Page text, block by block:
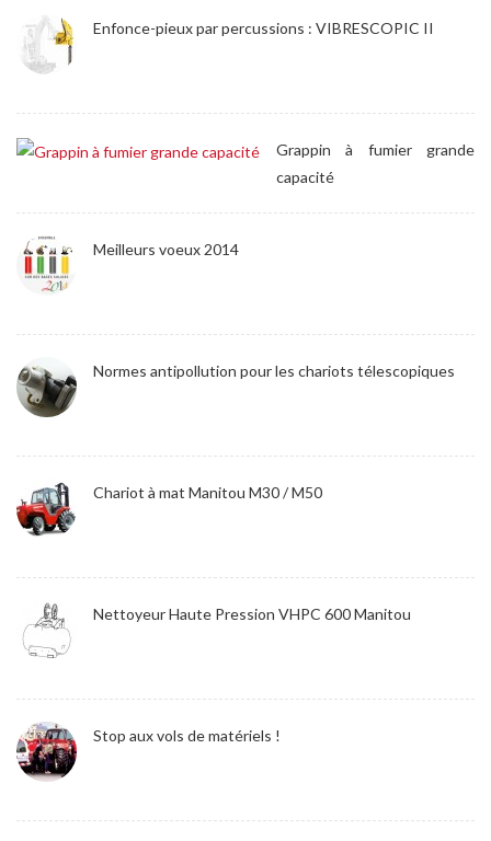
Enfonce-pieux par percussions : VIBRESCOPIC II
Grappin à fumier grande
capacité
Meilleurs voeux 2014
Normes antipollution pour les chariots télescopiques
Chariot à mat Manitou M30 / M50
Nettoyeur Haute Pression VHPC 600 Manitou
Stop aux vols de matériels !